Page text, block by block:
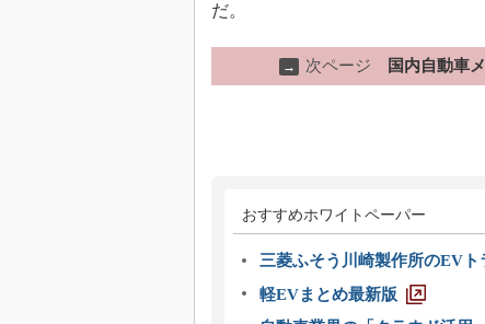
だ。
→ 次ページ 国内自動車
おすすめホワイトペーパー
三菱ふそう川崎製作所のEV
軽EVまとめ最新版